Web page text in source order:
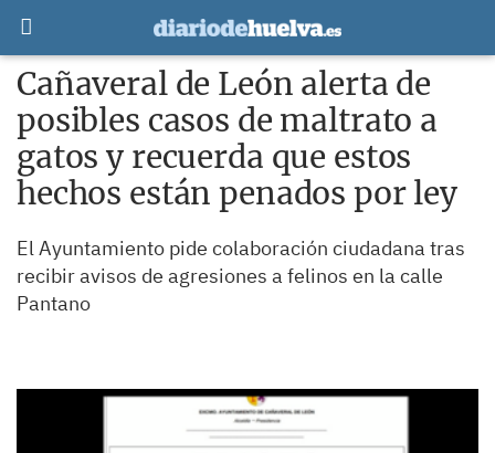
Cañaveral de León alerta de
posibles casos de maltrato a
gatos y recuerda que estos
hechos están penados por ley
El Ayuntamiento pide colaboración ciudadana tras
recibir avisos de agresiones a felinos en la calle
Pantano